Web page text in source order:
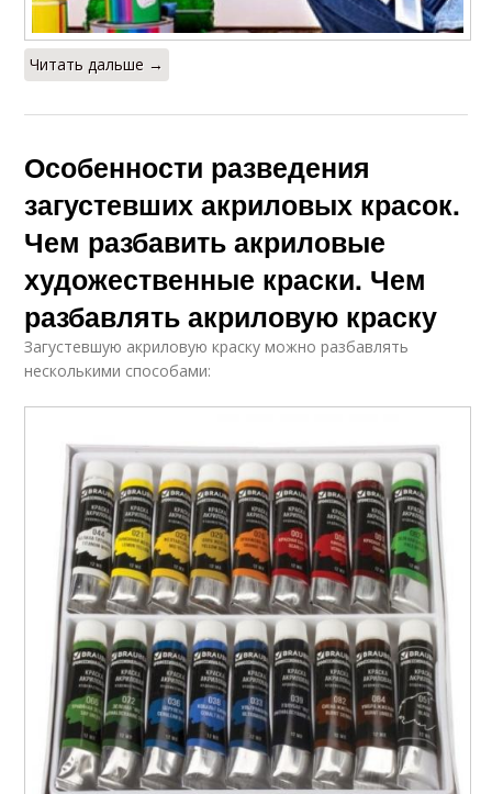
Читать дальше →
Особенности разведения
загустевших акриловых красок.
Чем разбавить акриловые
художественные краски. Чем
разбавлять акриловую краску
Загустевшую акриловую краску можно разбавлять
несколькими способами: